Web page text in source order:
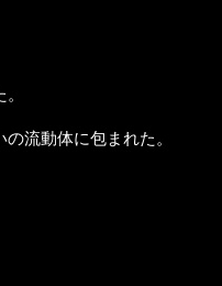
流動体に包まれた。